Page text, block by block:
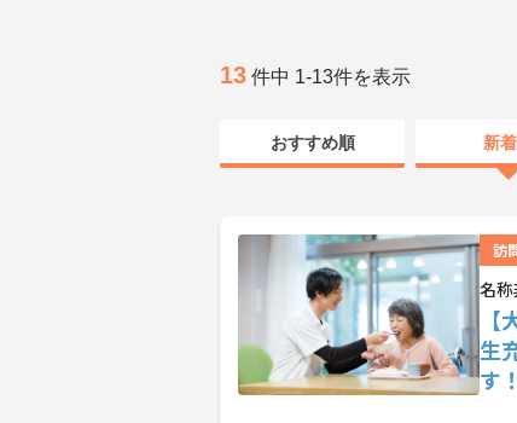
13 件中 1-13件を表示
おすすめ順 新
訪
名
生
す